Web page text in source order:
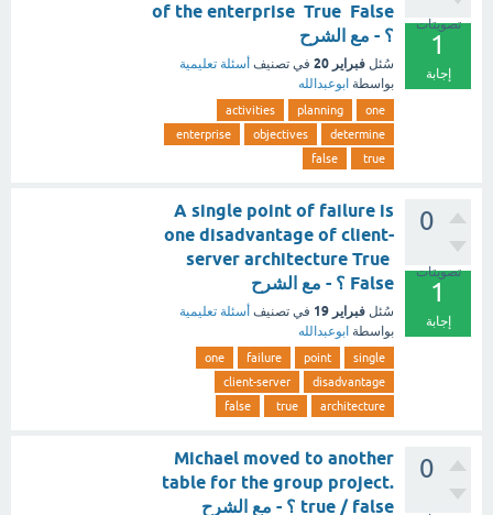
تصويتات
1
إجابة
of the enterprise True False
؟ - مع الشرح
سُئل فبراير 20 في تصنيف أسئلة تعليمية
بواسطة ابوعبدالله
one
planning
activities
determine
objectives
enterprise
true
false
0
تصويتات
1
إجابة
A single point of failure is
one disadvantage of client-
server architecture True
False ؟ - مع الشرح
سُئل فبراير 19 في تصنيف أسئلة تعليمية
بواسطة ابوعبدالله
single
point
failure
one
disadvantage
client-server
architecture
true
false
0
Michael moved to another
table for the group project.
true / false ؟ - مع الشرح